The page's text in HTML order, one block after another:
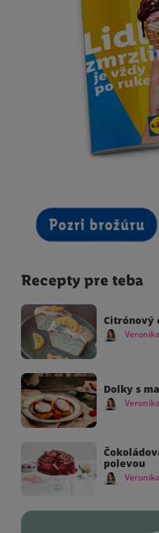
Recepty pre teba
Citrónový
Dolky s
polevou